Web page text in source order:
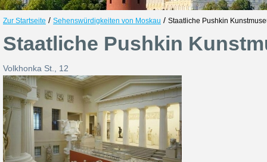
Zur Startseite / Sehenswürdigkeiten von Moskau / Staatliche Pushkin
Staatliche Pushkin
Volkhonka St., 12